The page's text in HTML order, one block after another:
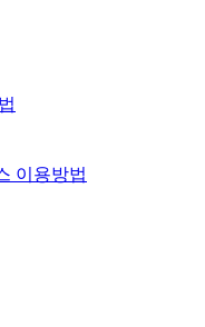
이용방법